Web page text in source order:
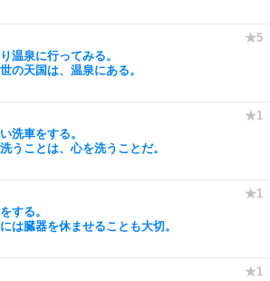
温泉に行ってみる。
の天国は、温泉にある。
洗車をする。
うことは、心を洗うことだ。
する。
は臓器を休ませることも大切。